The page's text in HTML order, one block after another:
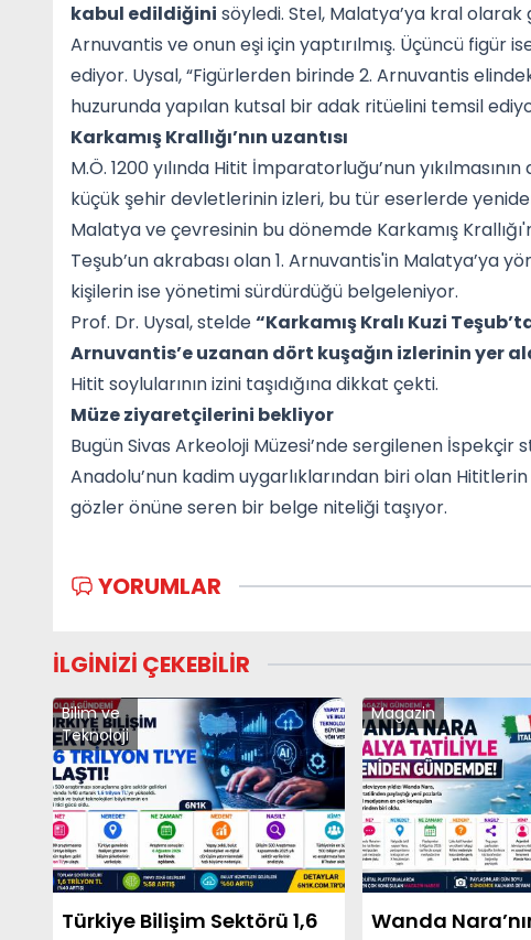
kabul edildiğini söyledi. Stel, Malatya’ya kral olarak
Arnuvantis ve onun eşi için yaptırılmış. Üçüncü figür
ediyor. Uysal, “Figürlerden birinde 2. Arnuvantis
huzurunda yapılan kutsal bir adak ritüelini temsil
Karkamış Krallığı’nın uzantısı
M.Ö. 1200 yılında Hitit İmparatorluğu’nun
küçük şehir devletlerinin izleri, bu tür eserlerde
Malatya ve çevresinin bu dönemde Karkamış
Teşub’un akrabası olan 1. Arnuvantis'in Malatya’ya
kişilerin ise yönetimi sürdürdüğü belgeleniyor.
Prof. Dr. Uysal, stelde“Karkamış Kralı Kuzi
Arnuvantis’e uzanan dört kuşağın izlerinin yer
Hitit soylularının izini taşıdığına dikkat çekti.
Müze ziyaretçilerini bekliyor
Bugün Sivas Arkeoloji Müzesi’nde sergilenen İspekçir
Anadolu’nun kadim uygarlıklarından biri olan
gözler önüne seren bir belge niteliği taşıyor.
YORUMLAR
İLGİNİZİ ÇEKEBİLİR
Bilim ve
Teknoloji
Türkiye Bilişim Sektörü 1,6
Magazin
Wanda